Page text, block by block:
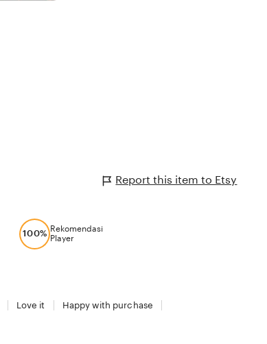
Report this item to Etsy
100% Rekomendasi
Player
Love it
Happy with purchase